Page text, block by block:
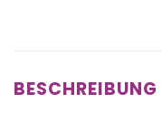
BESCHREIBUNG